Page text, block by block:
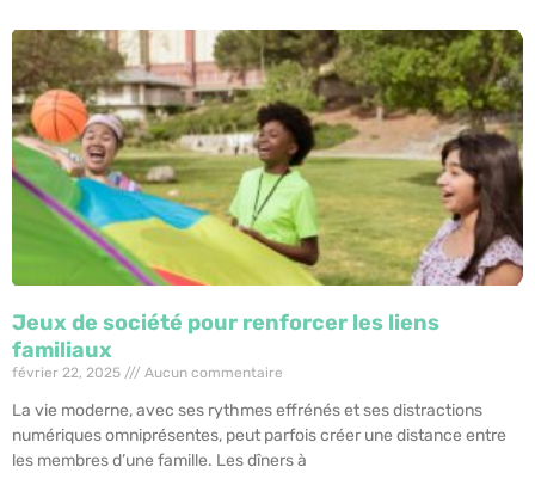
Jeux de société pour renforcer les liens
familiaux
février 22, 2025 Aucun commentaire
La vie moderne, avec ses rythmes effrénés et ses distractions
numériques omniprésentes, peut parfois créer une distance entre
les membres d’une famille. Les dîners à